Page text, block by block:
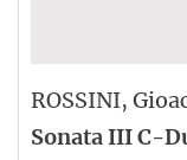
ROSSINI,
Sonata III C-